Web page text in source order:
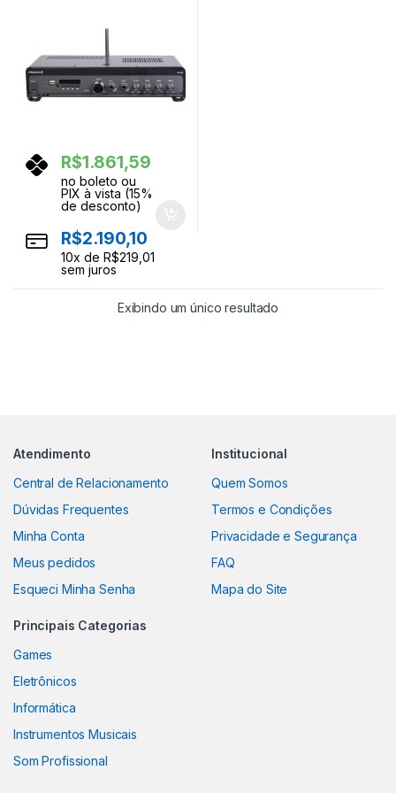
R$1.861,59
no boleto ou
PIX à vista (15%
de desconto)
R$2.190,10
10x de R$219,01
sem juros
Exibindo um único resultado
Atendimento
Central de Relacionamento
Dúvidas Frequentes
Minha Conta
Meus pedidos
Esqueci Minha Senha
Institucional
Quem Somos
Termos e Condições
Privacidade e Segurança
FAQ
Mapa do Site
Principais Categorias
Games
Eletrônicos
Informática
Instrumentos Musicais
Som Profissional